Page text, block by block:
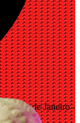
Rio de Janeiro -